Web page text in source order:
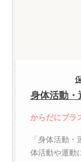
身体活動
からだにプラ
「身体活動
体活動や運動